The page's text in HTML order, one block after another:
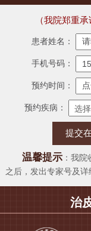
（我院郑重
患者姓名：
手机号码：
预约时间：
预约疾病：
温馨提示：我院
之后，发出专家号及详
治